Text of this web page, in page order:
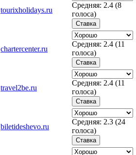
tourixholidays.ru
Средняя: 2.4 (8
голоса)
chartercenter.ru
Средняя: 2.4 (11
голоса)
travel2be.ru
Средняя: 2.4 (11
голоса)
biletideshevo.ru
Средняя: 2.3 (24
голоса)